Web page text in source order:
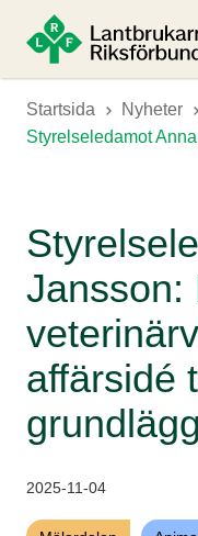
Startsida Nyheter
Jansson:
affärsidé
2025-11-04